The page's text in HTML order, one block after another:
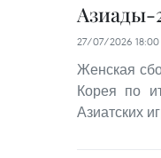
Азиады-
27/07/2026 18:00
Женская
Корея по
Азиатских